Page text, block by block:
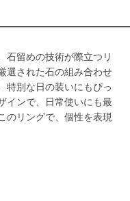
石留めの技術が際立つリ
選された石の組み合わせ
特別な日の装いにもぴっ
インで、日常使いにも最
のリングで、個性を表現